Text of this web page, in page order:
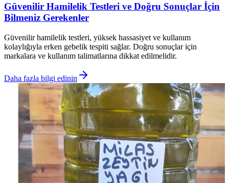
Güvenilir Hamilelik Testleri ve Doğru Sonuçlar İçin
Bilmeniz Gerekenler
Güvenilir hamilelik testleri, yüksek hassasiyet ve kullanım
kolaylığıyla erken gebelik tespiti sağlar. Doğru sonuçlar için
markalara ve kullanım talimatlarına dikkat edilmelidir.
Daha fazla bilgi edinin